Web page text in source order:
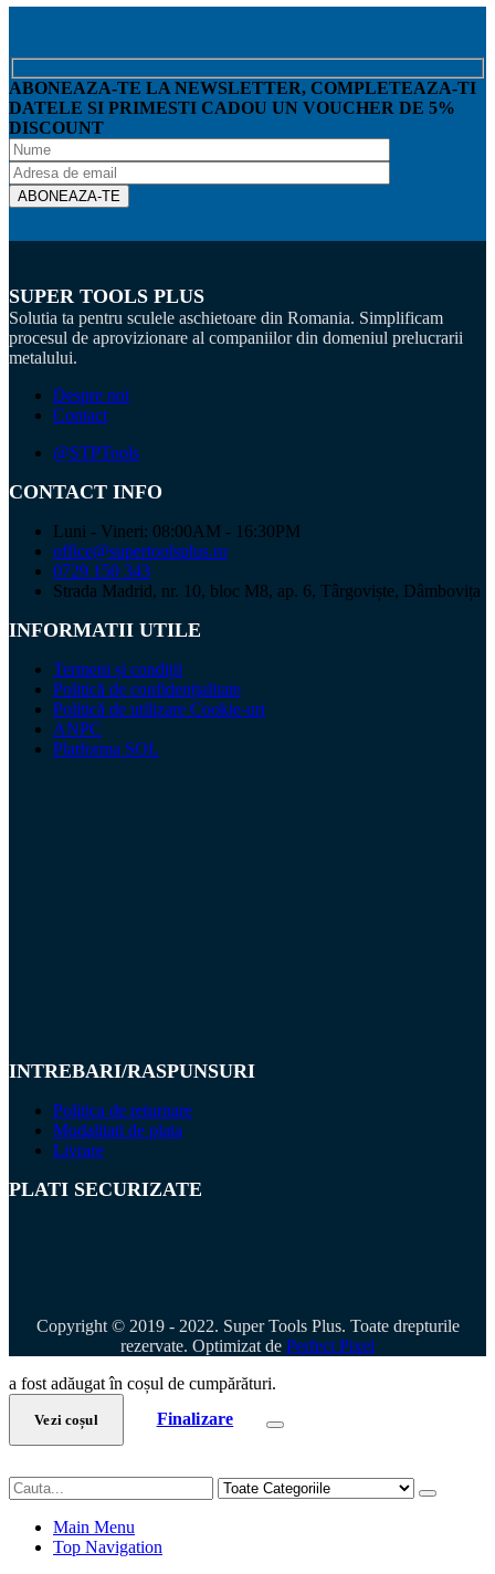
ABONEAZA-TE LA NEWSLETTER, COMPLETEAZA-TI
DATELE SI PRIMESTI CADOU UN VOUCHER DE 5%
DISCOUNT
SUPER TOOLS PLUS
Solutia ta pentru sculele aschietoare din Romania. Simplificam
procesul de aprovizionare al companiilor din domeniul prelucrarii
metalului.
Despre noi
Contact
@STPTools
CONTACT INFO
Luni - Vineri: 08:00AM - 16:30PM
office@supertoolsplus.ro
0729 150 343
Strada Madrid, nr. 10, bloc M8, ap. 6, Târgoviște, Dâmbovița
INFORMATII UTILE
Termeni și condiții
Politică de confidențialitate
Politică de utilizare Cookie-uri
ANPC
Platforma SOL
INTREBARI/RASPUNSURI
Politica de returnare
Modalitati de plata
Livrare
PLATI SECURIZATE
Copyright © 2019 - 2022. Super Tools Plus. Toate drepturile
rezervate. Optimizat de Perfect Pixel
a fost adăugat în coșul de cumpărături.
Vezi coșul Finalizare
Main Menu
Top Navigation